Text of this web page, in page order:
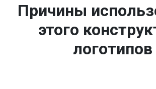
Причины
этого
логотипов